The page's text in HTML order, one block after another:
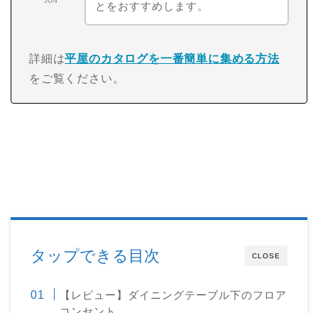
とをおすすめします。
詳細は平屋のカタログを一番簡単に集める方法
をご覧ください。
CLOSE
タップできる目次
【レビュー】ダイニングテーブル下のフロア